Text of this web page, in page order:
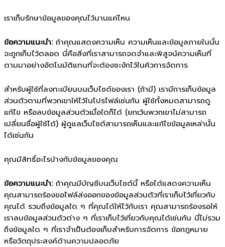
เราเก็บรักษาข้อมูลของคุณไว้นานแค่ไหน
ข้อความแนะนำ: ถ้าคุณแสดงความเห็น ความเห็นและข้อมูลภายในนั้น
จะถูกเก็บไว้ตลอด นี่คือสิ่งที่เราสามารถจดจำและพิสูจน์ความเห็นที่
ตามมาอย่างอัตโนมัติแทนที่จะต้องชะงักไว้ในคิวการจัดการ
สำหรับผู้ใช้ที่ลงทะเบียนบนเว็บไซต์ของเรา (ถ้ามี) เรามีการเก็บข้อมูล
ส่วนตัวตามที่พวกเขาให้ไว้ในโปรไฟล์เช่นกัน ผู้ใช้ทั้งหมดสามารถดู
แก้ไข หรือลบข้อมูลส่วนตัวเมื่อใดก็ได้ (ยกเว้นพวกเขาไม่สามารถ
เปลี่ยนชื่อผู้ใช้ได้) ผู้ดูแลเว็บไซต์สามารถเห็นและแก้ไขข้อมูลเหล่านั้น
ได้เช่นกัน
คุณมีสิทธิ์อะไรบ้างกับข้อมูลของคุณ
ข้อความแนะนำ: ถ้าคุณมีบัญชีบนเว็บไซต์นี้ หรือได้แสดงความเห็น
คุณสามารถร้องขอไฟล์ส่งออกของข้อมูลส่วนตัวที่เราเก็บไว้เกี่ยวกับ
คุณได้ รวมถึงข้อมูลใด ๆ ที่คุณได้ให้ไว้กับเรา คุณสามารถร้องรอให้
เราลบข้อมูลส่วนตัวต่าง ๆ ที่เราเก็บไว้เกี่ยวกับคุณได้เช่นกัน นี่ไม่รวม
ถึงข้อมูลใด ๆ ที่เราจำเป็นต้องเก็บสำหรับการจัดการ ข้อกฎหมาย
หรือวัตถุประสงค์ด้านความปลอดภัย